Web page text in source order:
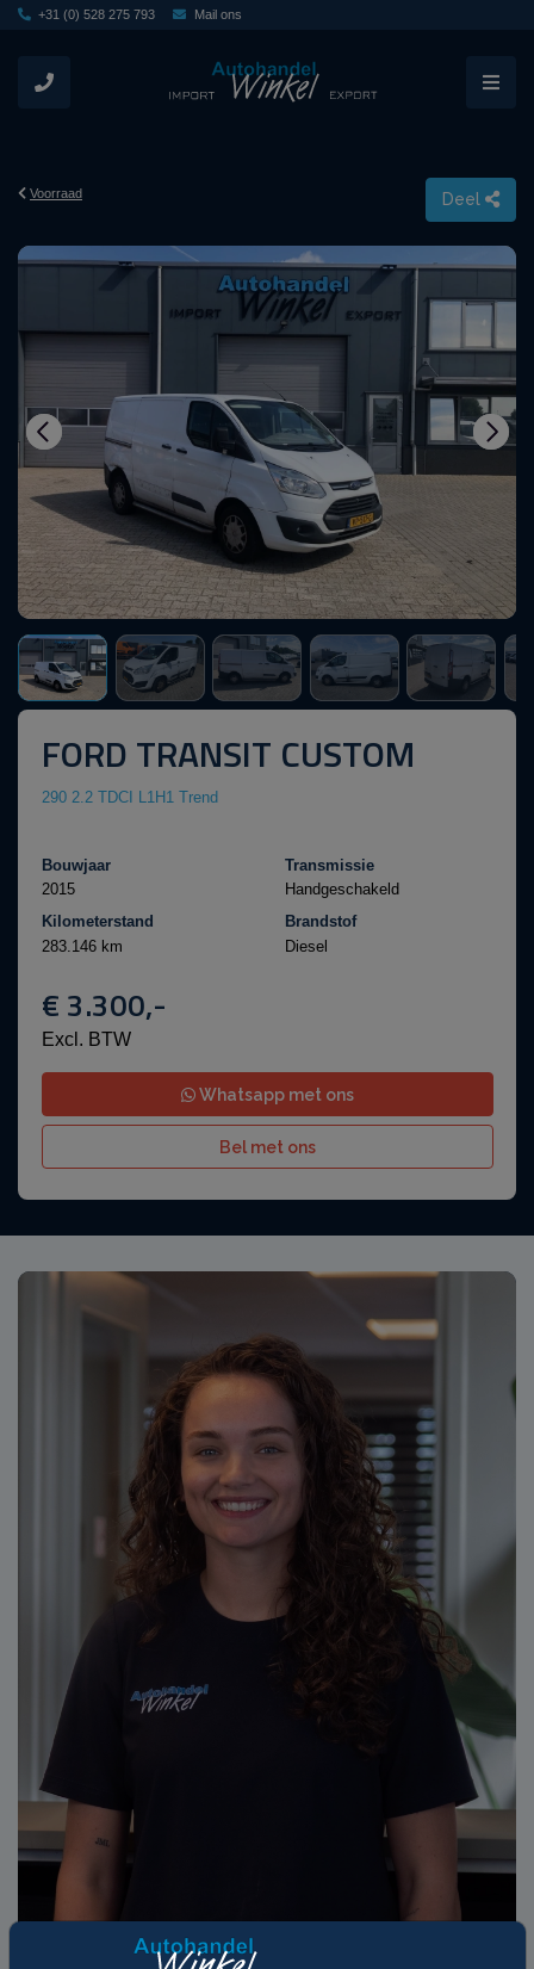
+31 (0) 528 275 793 Mail ons
Voorraad Deel
FORD TRANSIT CUSTOM
290 2.2 TDCI L1H1 Trend
Bouwjaar
2015
Transmissie
Handgeschakeld
Kilometerstand
283.146 km
Brandstof
Diesel
€ 3.300,-
Excl. BTW
Whatsapp met ons
Bel met ons